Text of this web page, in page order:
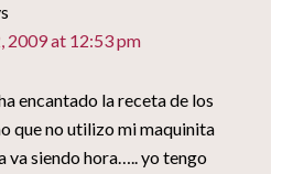
2009 at 12:53 pm
encantado la receta de los
que no utilizo mi maquinita
va siendo hora….. yo tengo